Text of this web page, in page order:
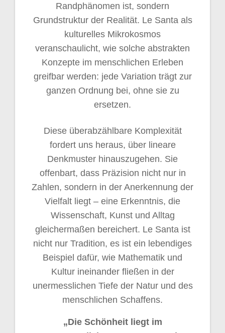
Randphänomen ist, sondern
Grundstruktur der Realität. Le Santa als
kulturelles Mikrokosmos
veranschaulicht, wie solche abstrakten
Konzepte im menschlichen Erleben
greifbar werden: jede Variation trägt zur
ganzen Ordnung bei, ohne sie zu
ersetzen.
Diese überabzählbare Komplexität
fordert uns heraus, über lineare
Denkmuster hinauszugehen. Sie
offenbart, dass Präzision nicht nur in
Zahlen, sondern in der Anerkennung der
Vielfalt liegt – eine Erkenntnis, die
Wissenschaft, Kunst und Alltag
gleichermaßen bereichert. Le Santa ist
nicht nur Tradition, es ist ein lebendiges
Beispiel dafür, wie Mathematik und
Kultur ineinander fließen in der
unermesslichen Tiefe der Natur und des
menschlichen Schaffens.
„Die Schönheit liegt im